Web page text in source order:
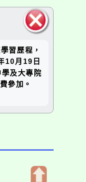
塊
習歷程，
10月19日
及大專院
參加。